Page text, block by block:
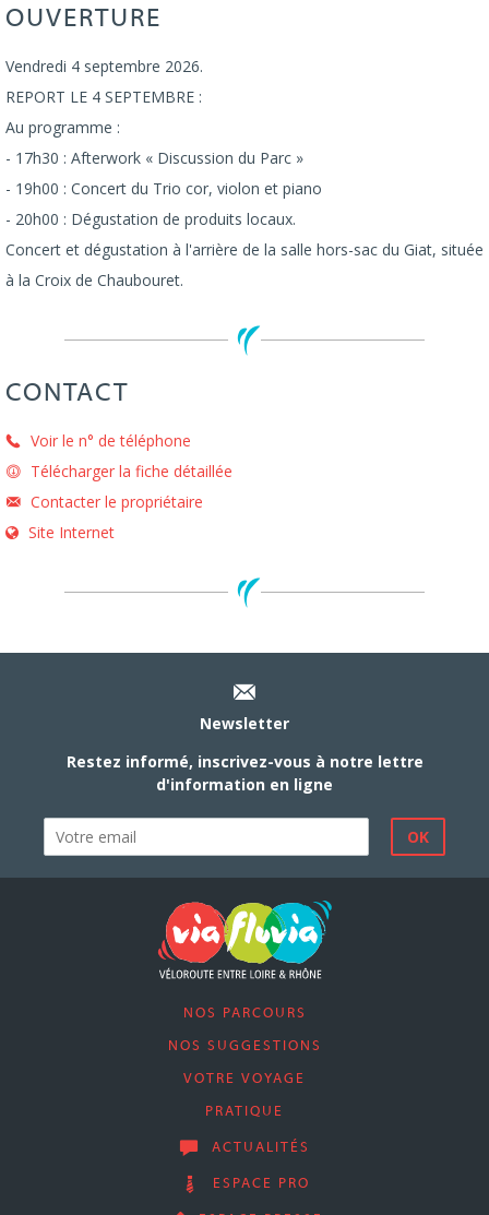
OUVERTURE
Vendredi 4 septembre 2026.
REPORT LE 4 SEPTEMBRE :
Au programme :
- 17h30 : Afterwork « Discussion du Parc »
- 19h00 : Concert du Trio cor, violon et piano
- 20h00 : Dégustation de produits locaux.
Concert et dégustation à l'arrière de la salle hors-sac du Giat, située
à la Croix de Chaubouret.
CONTACT
Voir le n° de téléphone
Télécharger la fiche détaillée
Contacter le propriétaire
Site Internet
Newsletter
Restez informé, inscrivez-vous à notre lettre
d'information en ligne
NOS PARCOURS
NOS SUGGESTIONS
VOTRE VOYAGE
PRATIQUE
ACTUALITÉS
ESPACE PRO